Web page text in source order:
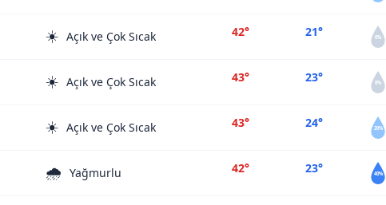
☀️ Açık ve Çok Sıcak 42° 21° 0%
☀️ Açık ve Çok Sıcak 43° 23° 0%
☀️ Açık ve Çok Sıcak 43° 24° 20%
🌧️ Yağmurlu 42° 23° 40%